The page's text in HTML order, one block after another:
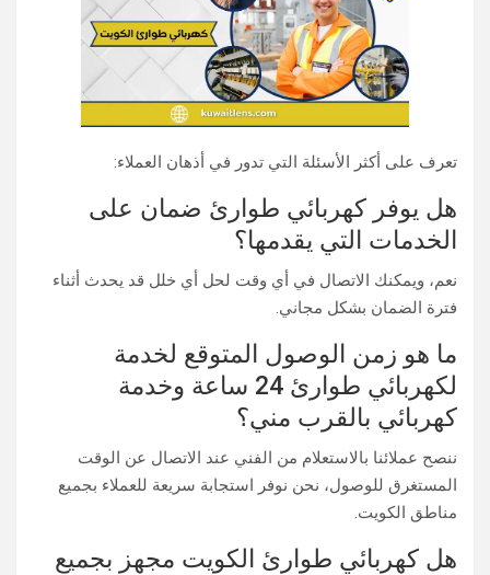
تعرف على أكثر الأسئلة التي تدور في أذهان العملاء:
هل يوفر كهربائي طوارئ ضمان على
الخدمات التي يقدمها؟
نعم، ويمكنك الاتصال في أي وقت لحل أي خلل قد يحدث أثناء
فترة الضمان بشكل مجاني.
ما هو زمن الوصول المتوقع لخدمة
لكهربائي طوارئ 24 ساعة وخدمة
كهربائي بالقرب مني؟
ننصح عملائنا بالاستعلام من الفني عند الاتصال عن الوقت
المستغرق للوصول، نحن نوفر استجابة سريعة للعملاء بجميع
مناطق الكويت.
هل كهربائي طوارئ الكويت مجهز بجميع